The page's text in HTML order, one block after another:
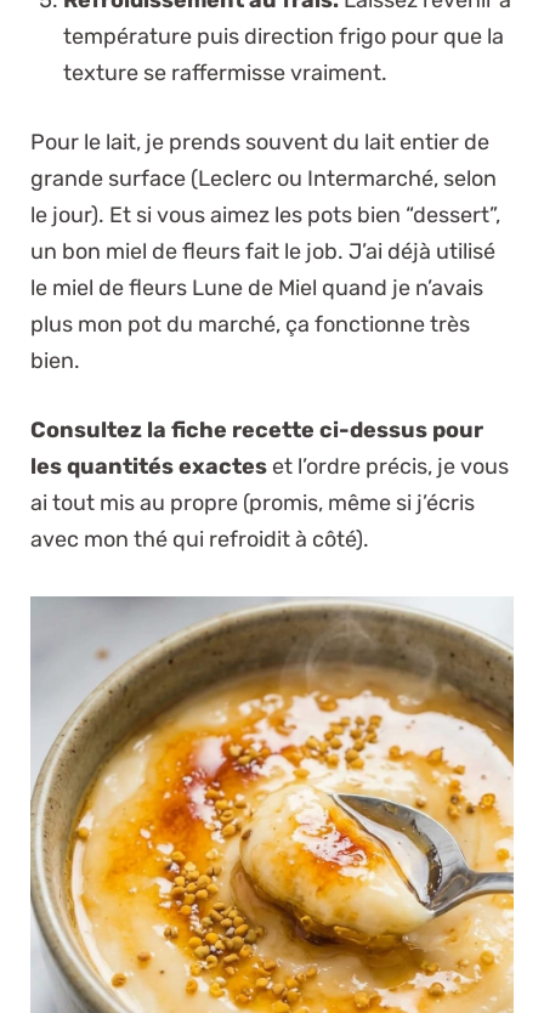
température puis direction frigo pour que la
texture se raffermisse vraiment.
Pour le lait, je prends souvent du lait entier de
grande surface (Leclerc ou Intermarché, selon
le jour). Et si vous aimez les pots bien “dessert”,
un bon miel de fleurs fait le job. J’ai déjà utilisé
le miel de fleurs Lune de Miel quand je n’avais
plus mon pot du marché, ça fonctionne très
bien.
Consultez la fiche recette ci-dessus pour
les quantités exactes et l’ordre précis, je vous
ai tout mis au propre (promis, même si j’écris
avec mon thé qui refroidit à côté).